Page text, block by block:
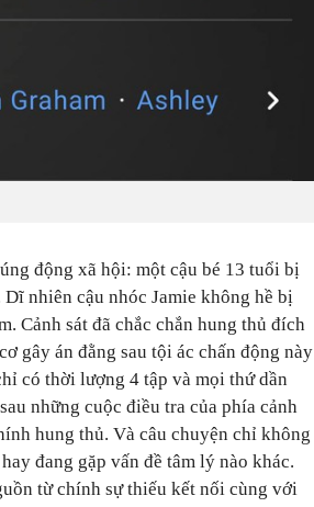
động xã hội: một cậu bé 13 tuổi bị
nhiên cậu nhóc Jamie không hề bị
Cảnh sát đã chắc chắn hung thủ đích
gây án đằng sau tội ác chấn động này
có thời lượng 4 tập và mọi thứ dần
những cuộc điều tra của phía cảnh
hung thủ. Và câu chuyện chỉ không
đang gặp vấn đề tâm lý nào khác.
từ chính sự thiếu kết nối cùng với